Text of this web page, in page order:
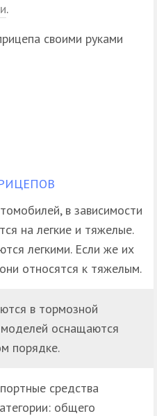
.
в зависимости
на легкие и тяжелые.
легкими. Если же их
относятся к тяжелым.
в тормозной
оснащаются
порядке.
средства
общего